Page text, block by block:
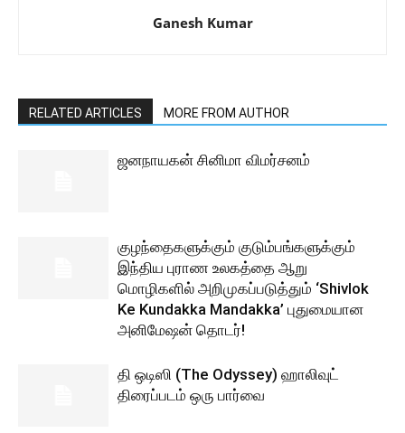
Ganesh Kumar
RELATED ARTICLES MORE FROM AUTHOR
ஜனநாயகன் சினிமா விமர்சனம்
குழந்தைகளுக்கும் குடும்பங்களுக்கும்
இந்திய புராண உலகத்தை ஆறு
மொழிகளில் அறிமுகப்படுத்தும் ‘Shivlok
Ke Kundakka Mandakka’ புதுமையான
அனிமேஷன் தொடர்!
தி ஒடிஸி (The Odyssey) ஹாலிவுட்
திரைப்படம் ஒரு பார்வை